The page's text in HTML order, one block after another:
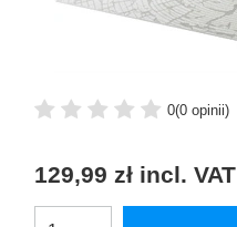
0(0 opinii)
129,99 zł incl. VAT